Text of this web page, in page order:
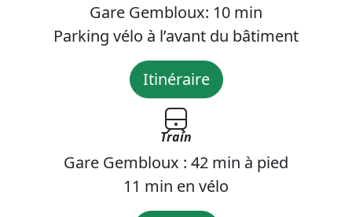
Gare Gembloux: 10 min
Parking vélo à l’avant du bâtiment
Itinéraire
Train
Gare Gembloux : 42 min à pied
11 min en vélo